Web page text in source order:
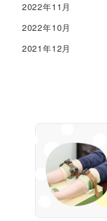
2022年11月
2022年10月
2021年12月